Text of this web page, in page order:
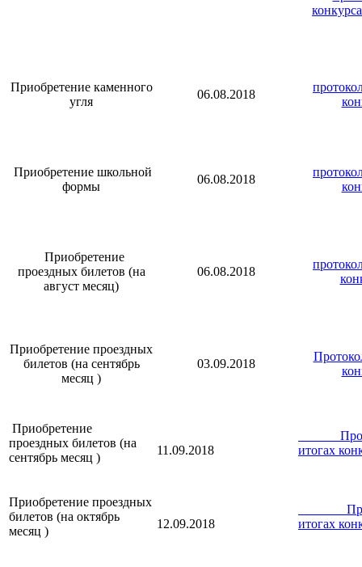
Приобретение каменного
угля
06.08.2018
Приобретение школьной
формы
06.08.2018
Приобретение
проездных билетов (на
август месяц)
06.08.2018
Приобретение проездных
билетов (на сентябрь
месяц )
03.09.2018
Приобретение
проездных билетов (на
сентябрь месяц )
11.09.2018
итогах
Приобретение проездных
билетов (на октябрь
месяц )
12.09.2018
итогах